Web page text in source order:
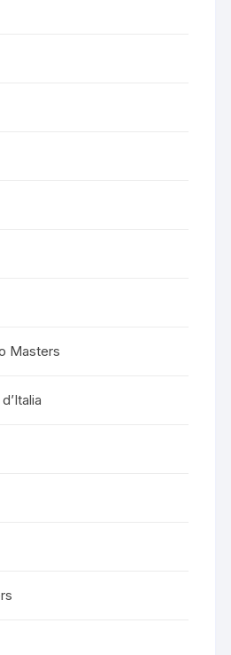
Masters